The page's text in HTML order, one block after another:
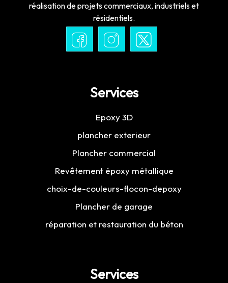
réalisation de projets commerciaux, industriels et
résidentiels.
Services
Epoxy 3D
plancher exterieur
Plancher commercial
Revêtement époxy métallique
choix-de-couleurs-flocon-depoxy
Plancher de garage
réparation et restauration du béton
Services